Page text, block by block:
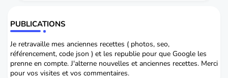
PUBLICATIONS
Je retravaille mes anciennes recettes ( photos, seo,
référencement, code json ) et les republie pour que Google les
prenne en compte. J'alterne nouvelles et anciennes recettes. Merci
pour vos visites et vos commentaires.